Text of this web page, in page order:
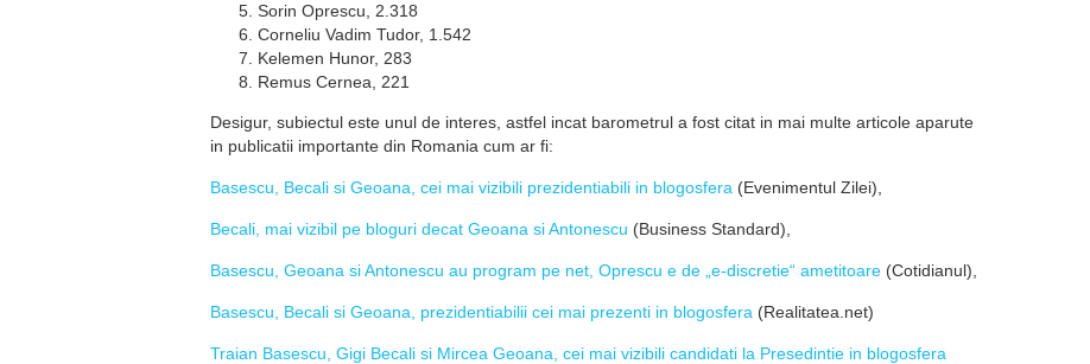
Sorin Oprescu, 2.318
Corneliu Vadim Tudor, 1.542
Kelemen Hunor, 283
Remus Cernea, 221
Desigur, subiectul este unul de interes, astfel incat barometrul a fost citat in mai multe articole aparute
in publicatii importante din Romania cum ar fi:
Basescu, Becali si Geoana, cei mai vizibili prezidentiabili in blogosfera (Evenimentul Zilei),
Becali, mai vizibil pe bloguri decat Geoana si Antonescu (Business Standard),
Basescu, Geoana si Antonescu au program pe net, Oprescu e de „e-discretie“ ametitoare (Cotidianul),
Basescu, Becali si Geoana, prezidentiabilii cei mai prezenti in blogosfera (Realitatea.net)
Traian Basescu, Gigi Becali si Mircea Geoana, cei mai vizibili candidati la Presedintie in blogosfera